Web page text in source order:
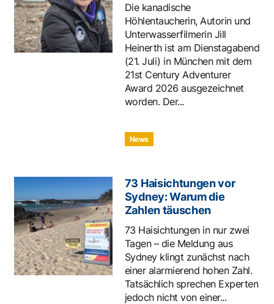
Die kanadische
Höhlentaucherin, Autorin und
Unterwasserfilmerin Jill
Heinerth ist am Dienstagabend
(21. Juli) in München mit dem
21st Century Adventurer
Award 2026 ausgezeichnet
worden. Der...
News
73 Haisichtungen vor
Sydney: Warum die
Zahlen täuschen
73 Haisichtungen in nur zwei
Tagen – die Meldung aus
Sydney klingt zunächst nach
einer alarmierend hohen Zahl.
Tatsächlich sprechen Experten
jedoch nicht von einer...